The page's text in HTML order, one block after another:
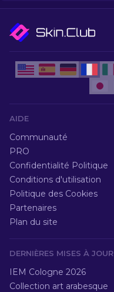
AIDE
Communauté
PRO
Confidentialité Politique
Conditions d'utilisation
Politique des Cookies
Partenaires
Plan du site
DERNIÈRES MISES À JOUR
IEM Cologne 2026
Collection art arabesque